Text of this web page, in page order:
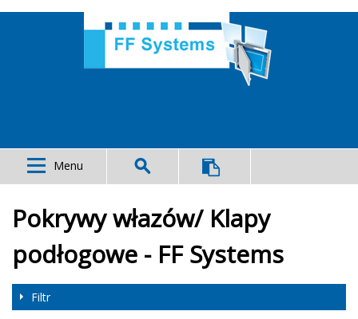
Menu
Pokrywy włazów/ Klapy
podłogowe - FF Systems
Filtr